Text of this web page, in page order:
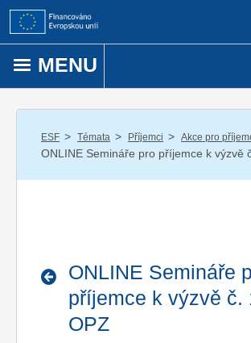
Přejít k obsahu
MENU
ESF / Témata / Příjemci / Akce pro
ONLINE Semináře pro příjemce k výzvě
ONLINE Semináře
příjemce k výzvě č.
OPZ